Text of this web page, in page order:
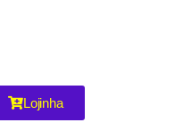
Lojinha